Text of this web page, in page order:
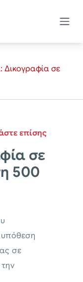
Δικογραφία σε
επίσης
σε
500
υπόθεση
σε